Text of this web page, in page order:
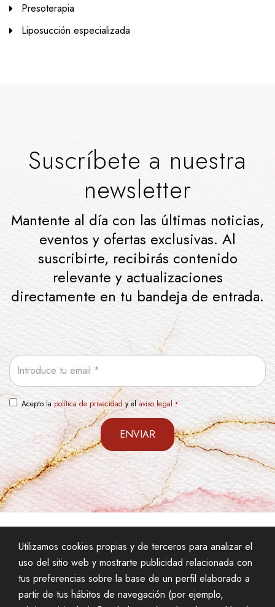
Presoterapia
Liposucción especializada
Suscríbete a nuestra
newsletter
Mantente al día con las últimas noticias,
eventos y ofertas exclusivas. Al
suscribirte, recibirás contenido
relevante y actualizaciones
directamente en tu bandeja de entrada.
Email
Acepto la política de privacidad y elaviso legal
ENVIAR
AVISO LEGAL POLÍTICA DE PRIVACIDAD
Utilizamos cookies propias y de terceros para analizar el
uso del sitio web y mostrarte publicidad relacionada con
tus preferencias sobre la base de un perfil elaborado a
partir de tus hábitos de navegación (por ejemplo,